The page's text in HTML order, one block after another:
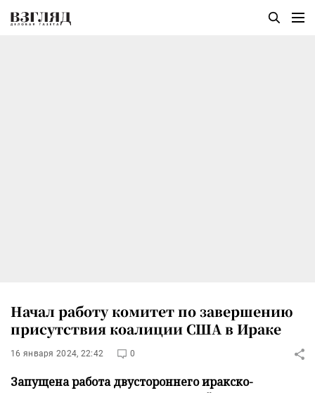
Начал работу комитет по завершению
присутствия коалиции США в Ираке
16 января 2024, 22:42 0
Запущена работа двустороннего иракско-